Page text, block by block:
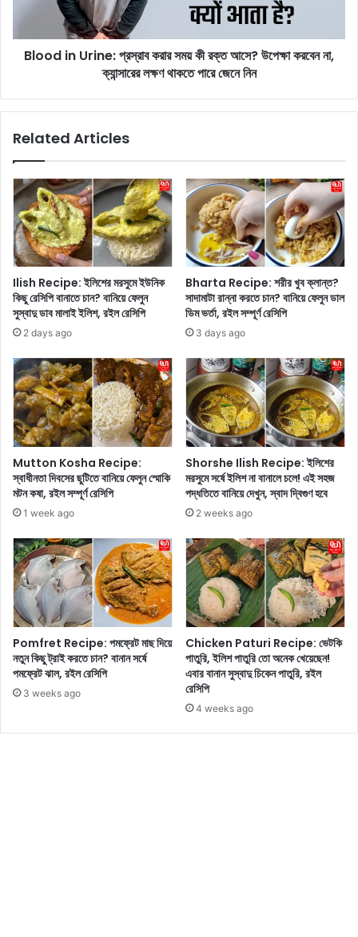
র
ন্য
চু
ক্তি
আ
ব
শ্য
ক
,
নি
য়
ম
কী
জে
নে
নি
ন
r
স্রা
রা
র
স
ম
য়
র
ক্ত
আ
সে
?
উ
পে
ক্ষা
ক
র
বে
ন
না
ক্যা
ন্সা
রে
র
ল
ক্ষ
ণ
থা
ক
তে
Blood in Urine: প্রস্রাব করার সময় কী রক্ত ​​আসে? উপেক্ষা করবেন না,
ক্যান্সারের লক্ষণ থাকতে পারে জেনে নিন
Related Articles
Ilish Recipe: ইলিশের মরসুমে ইউনিক
কিছু রেসিপি বানাতে চান? বানিয়ে ফেলুন
সুস্বাদু ডাব মালাই ইলিশ, রইল রেসিপি
2 days ago
Bharta Recipe: শরীর খুব ক্লান্ত?
সাদামাটা রান্না করতে চান? বানিয়ে ফেলুন ডাল
ডিম ভর্তা, রইল সম্পূর্ণ রেসিপি
3 days ago
Mutton Kosha Recipe:
স্বাধীনতা দিবসের ছুটিতে বানিয়ে ফেলুন স্মোকি
মটন কষা, রইল সম্পূর্ণ রেসিপি
1 week ago
Shorshe Ilish Recipe: ইলিশের
মরসুমে সর্ষে ইলিশ না বানালে চলে! এই সহজ
পদ্ধতিতে বানিয়ে দেখুন, স্বাদ দ্বিগুণ হবে
2 weeks ago
Pomfret Recipe: পমফ্রেট মাছ দিয়ে
নতুন কিছু ট্রাই করতে চান? বানান সর্ষে
পমফ্রেট ঝাল, রইল রেসিপি
3 weeks ago
Chicken Paturi Recipe: ভেটকি
পাতুরি, ইলিশ পাতুরি তো অনেক খেয়েছেন!
এবার বানান সুস্বাদু চিকেন পাতুরি, রইল
রেসিপি
4 weeks ago